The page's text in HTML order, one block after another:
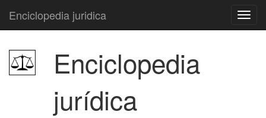
Enciclopedia juridica
Enciclopedia
jurídica